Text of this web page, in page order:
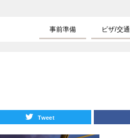
事前準備 ビザ/交通
Tweet